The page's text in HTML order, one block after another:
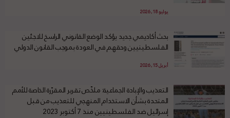
يوليو 18, 2026
بحث أكاديمي جديد يؤكد الوضع القانوني الراسخ للاجئين
الفلسطينيين وحقهم في العودة بموجب القانون الدولي
أبريل 15, 2026
التعذيب والإبادة الجماعية: ملخّص تقرير المقرّرة الخاصة للأمم
المتحدة بشأن الاستخدام المنهجي للتعذيب من قبل
إسرائيل ضد الفلسطينيين منذ 7 أكتوبر 2023